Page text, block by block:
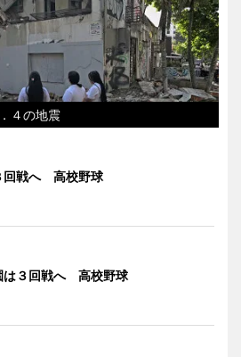
４の地震
回戦へ 高校野球
は３回戦へ 高校野球